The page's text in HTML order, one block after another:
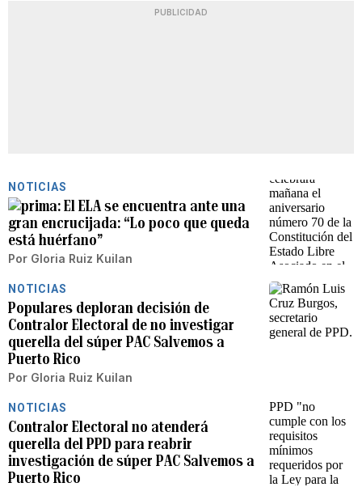
PUBLICIDAD
NOTICIAS
El ELA se encuentra ante una
gran encrucijada: “Lo poco que queda
está huérfano”
Por Gloria Ruiz Kuilan
NOTICIAS
Populares deploran decisión de
Contralor Electoral de no investigar
querella del súper PAC Salvemos a
Puerto Rico
Por Gloria Ruiz Kuilan
NOTICIAS
Contralor Electoral no atenderá
querella del PPD para reabrir
investigación de súper PAC Salvemos a
Puerto Rico